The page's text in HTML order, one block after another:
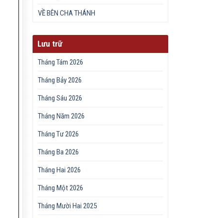
VỀ BÊN CHA THÁNH
Lưu trữ
Tháng Tám 2026
Tháng Bảy 2026
Tháng Sáu 2026
Tháng Năm 2026
Tháng Tư 2026
Tháng Ba 2026
Tháng Hai 2026
Tháng Một 2026
Tháng Mười Hai 2025